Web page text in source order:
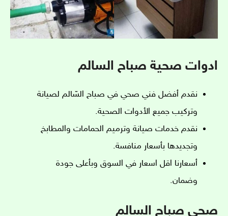
ادوات صحية صباح السالم
نقدم أفضل فني صحي في صباح السّالم لصيانة
وتركيب جميع الأدوات الصحية.
نقدم خدمات صيانة وترميم الحمامات والمطابخ
وتجديدها بأسعار منافسة.
أسعارنا اقل اسعار في السوق وبأعلى جودة
وضمان.
صحي صباح السالم